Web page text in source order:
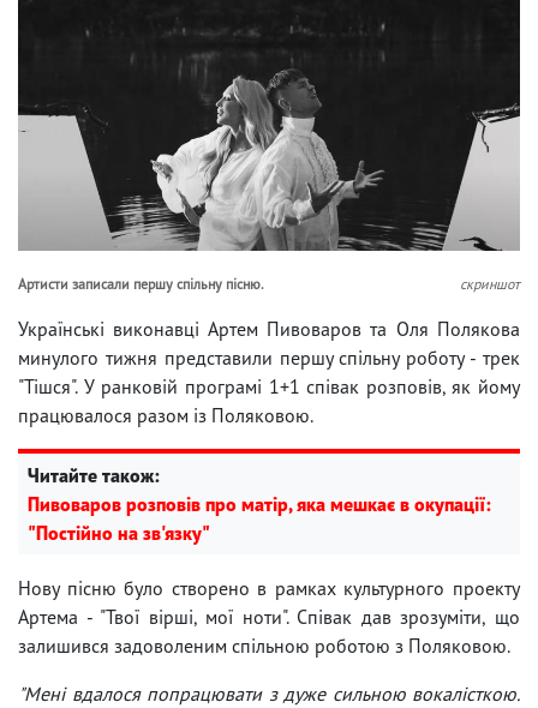
Артисти записали першу спільну пісню. скриншот
Українські виконавці Артем Пивоваров та Оля Полякова
минулого тижня представили першу спільну роботу - трек
"Тішся". У ранковій програмі 1+1 співак розповів, як йому
працювалося разом із Поляковою.
Читайте також:
Пивоваров розповів про матір, яка мешкає в окупації:
"Постійно на зв'язку"
Нову пісню було створено в рамках культурного проекту
Артема - "Твої вірші, мої ноти". Співак дав зрозуміти, що
залишився задоволеним спільною роботою з Поляковою.
"Мені вдалося попрацювати з дуже сильною вокалісткою.